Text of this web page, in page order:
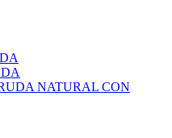
NATURAL CON